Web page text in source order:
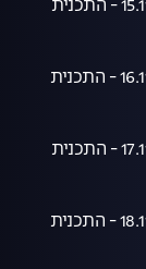
לפני החדשות 15.11.21 - התכנית
לפני החדשות 16.11.21 - התכנית
לפני החדשות 17.11.21 - התכנית
לפני החדשות 18.11.21 - התכנית